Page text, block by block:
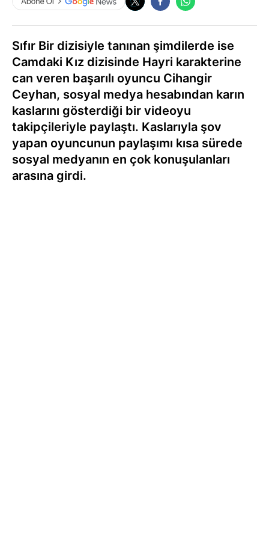
Sıfır Bir dizisiyle tanınan şimdilerde ise
Camdaki Kız dizisinde Hayri karakterine
can veren başarılı oyuncu Cihangir
Ceyhan, sosyal medya hesabından karın
kaslarını gösterdiği bir videoyu
takipçileriyle paylaştı. Kaslarıyla şov
yapan oyuncunun paylaşımı kısa sürede
sosyal medyanın en çok konuşulanları
arasına girdi.